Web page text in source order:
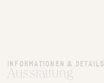
INFORMATIONEN & DETAILS
Ausstattung